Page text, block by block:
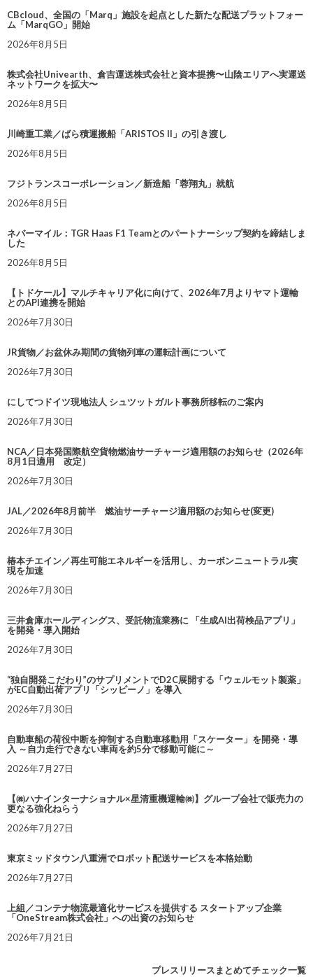
CBcloud、全国の「Marq」施設を起点とした新たな配送プラットフォー
ム「MarqGO」開始
2026年8月5日
株式会社Univearth、倉吉運送株式会社と資本提携〜山陰エリアへ実運送
ネットワークを拡大〜
2026年8月5日
川崎重工業／ばら積運搬船「ARISTOS II」の引き渡し
2026年8月5日
フジトランスコーポレーション／新造船「蓉翔丸」就航
2026年8月5日
ネバーマイル：TGR Haas F1 Teamとのパートナーシップ契約を締結しま
した
2026年8月5日
【トドケール】マルチキャリア化に向けて、2026年7月よりヤマト運輸
とのAPI連携を開始
2026年7月30日
JR貨物／お盆休み期間の貨物列車の運転計画について
2026年7月30日
にしてつドイツ現地法人 シュツットガルト事務所移転のご案内
2026年7月30日
NCA／日本発国際航空貨物燃油サーチャージ適用額のお知らせ（2026年
8月1日適用 改定）
2026年7月30日
JAL／2026年8月前半 燃油サーチャージ適用額のお知らせ(変更)
2026年7月30日
椿本チエイン／再生可能エネルギーを活用し、カーボンニュートラル実
現を加速
2026年7月30日
三井倉庫ホールディングス、受託物流業務に 「生成AI出荷検品アプリ」
を開発・導入開始
2026年7月30日
“独自開発こだわり”のサプリメントでD2C展開する「ウェルモット製薬」
がEC自動出荷アプリ「シッピーノ」を導入
2026年7月30日
自動車船の荷役中断を抑制する自動車移動用「スケーター」を開発・導
入 ～自力走行できない車両を約5分で移動可能に～
2026年7月27日
【㈱ハナインターナショナル×星清重機運輸㈱】グループ会社で販売力の
更なる強化ねらう
2026年7月27日
東京ミッドタウン八重洲でロボット配送サービスを本格始動
2026年7月27日
上組／コンテナ物流最適化サービスを提供する スタートアップ企業
「OneStream株式会社」への出資のお知らせ
2026年7月21日
プレスリリースまとめてチェック一覧